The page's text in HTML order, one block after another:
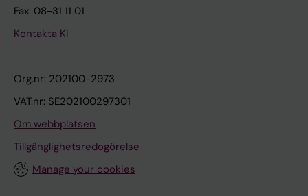
Fax: 08-31 11 01
Kontakta KI
Org.nr: 202100-2973
VAT.nr: SE202100297301
Om webbplatsen
Tillgänglighetsredogörelse
Manage your cookies